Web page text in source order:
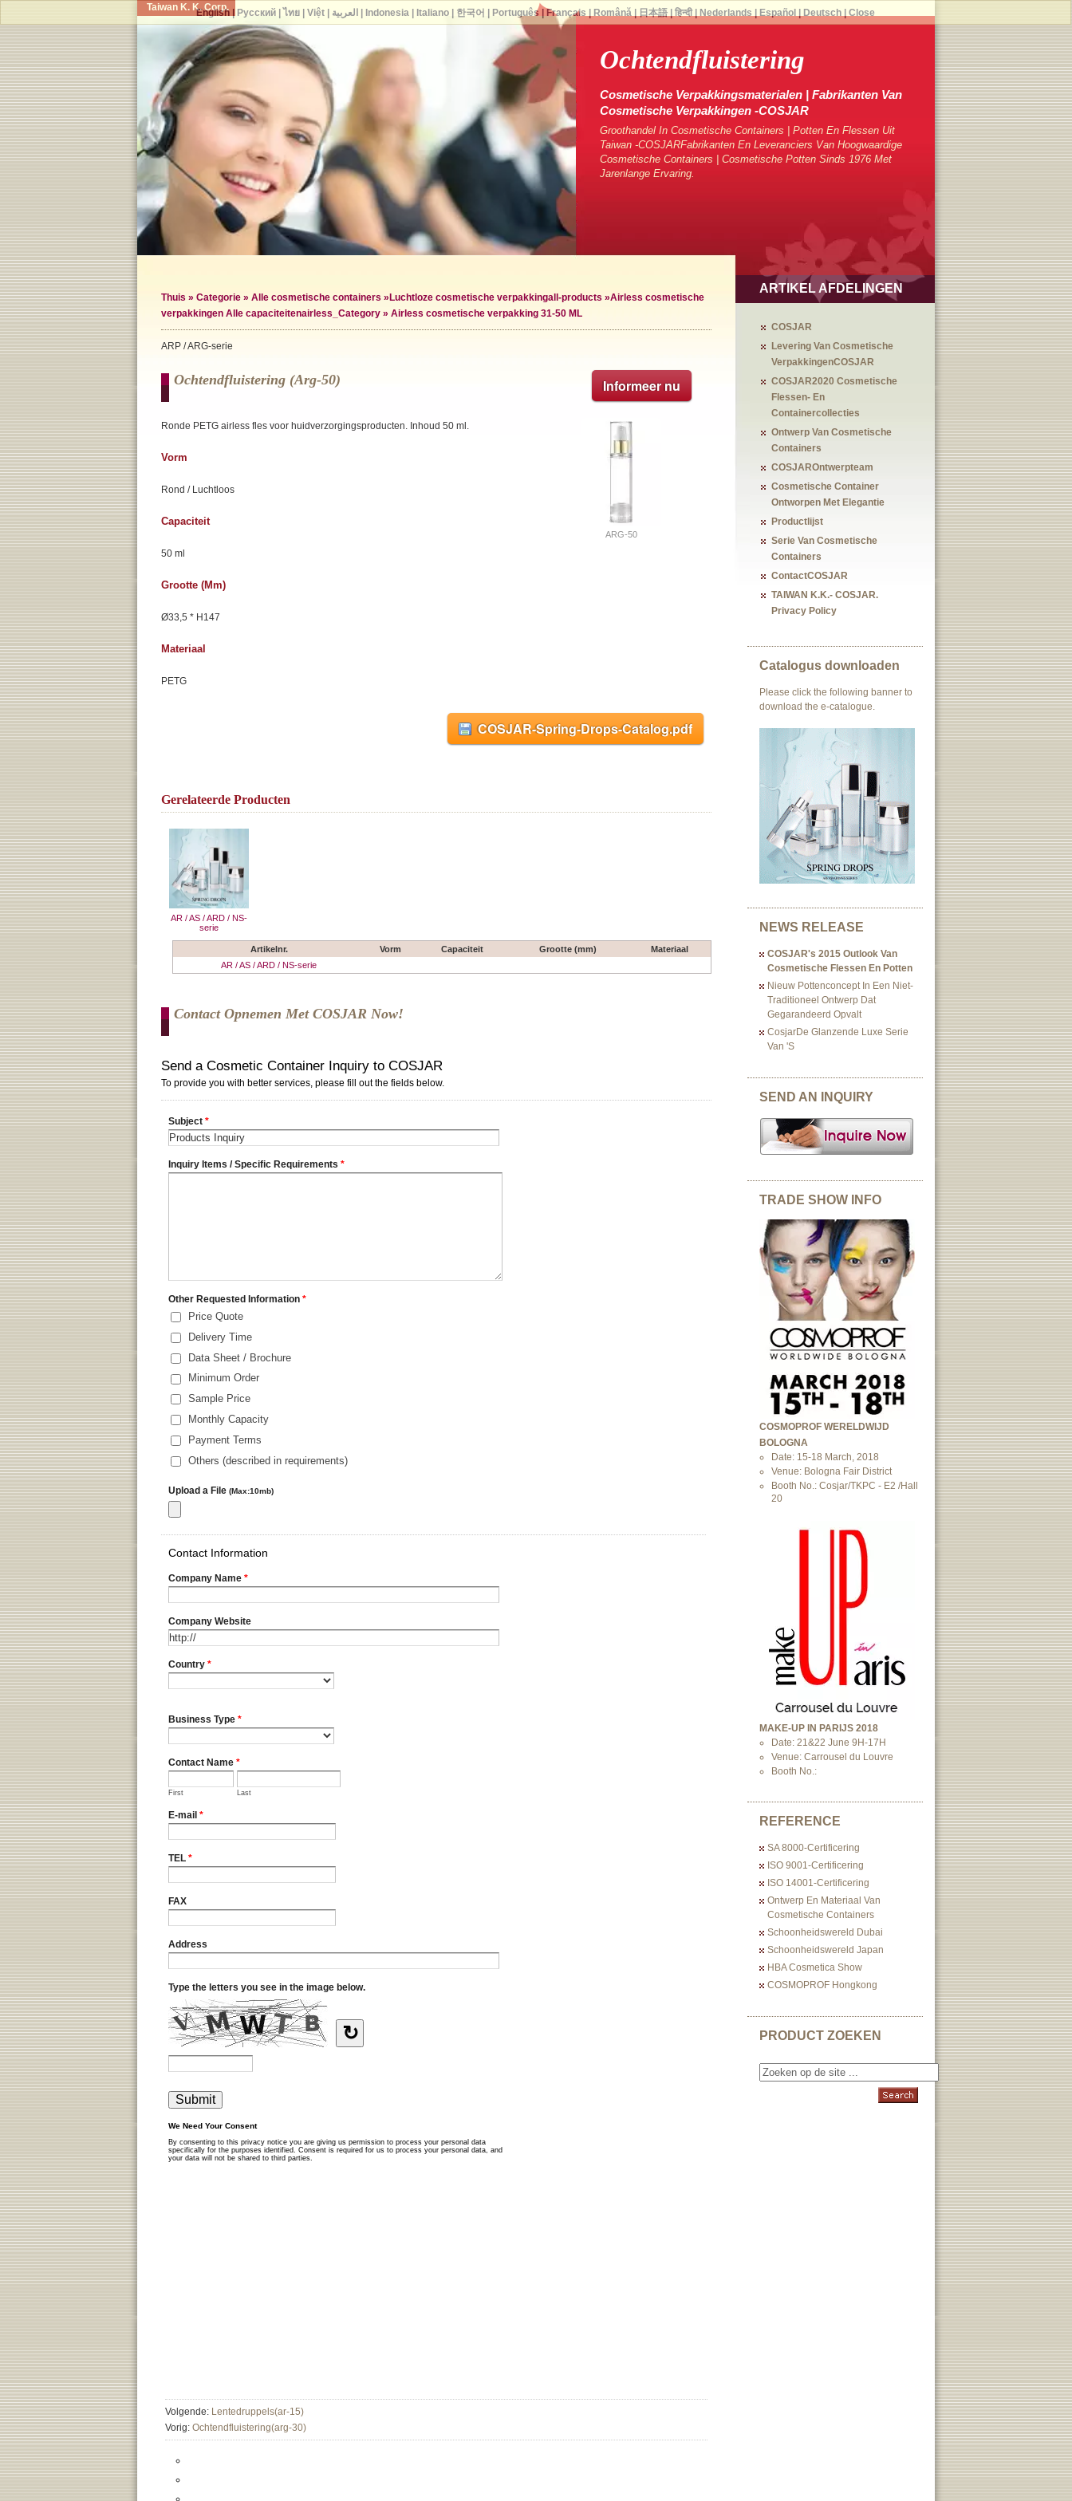
Taiwan K. K. Corp.
Ochtendfluistering
Cosmetische Verpakkingsmaterialen | Fabrikanten Van
Cosmetische Verpakkingen -COSJAR
Groothandel In Cosmetische Containers | Potten En Flessen Uit
Taiwan -COSJARFabrikanten En Leveranciers Van Hoogwaardige
Cosmetische Containers | Cosmetische Potten Sinds 1976 Met
Jarenlange Ervaring.
Thuis » Categorie » Alle cosmetische containers » Luchtloze cosmetische verpakkingall-products »Airless cosmetische
verpakkingen Alle capaciteitenairless_Category » Airless cosmetische verpakking 31-50 ML
ARP / ARG-serie
Informeer nu
Ochtendfluistering (arg-50)
ARG-50
Ronde PETG airless fles voor huidverzorgingsproducten. Inhoud 50 ml.
Vorm
Rond / Luchtloos
Capaciteit
50 ml
Grootte (mm)
Ø33,5 * H147
Materiaal
PETG
COSJAR-Spring-Drops-Catalog.pdf
Gerelateerde Producten
AR / AS / ARD / NS-
serie
Artikelnr. Vorm Capaciteit Grootte (mm)
Materiaal
AR / AS / ARD / NS-serie
Contact Opnemen Met COSJAR Now!
Volgende: Lentedruppels(ar-15)
Vorig: Ochtendfluistering(arg-30)
ARTIKEL AFDELINGEN
COSJAR
Levering Van Cosmetische
VerpakkingenCOSJAR
COSJAR2020 Cosmetische
Flessen- En
Containercollecties
Ontwerp Van Cosmetische
Containers
COSJAROntwerpteam
Cosmetische Container
Ontworpen Met Elegantie
Productlijst
Serie Van Cosmetische
Containers
ContactCOSJAR
TAIWAN K.K.- COSJAR.
Privacy Policy
Catalogus downloaden
Please click the following banner to
download the e-catalogue.
NEWS RELEASE
COSJAR's 2015 Outlook Van
Cosmetische Flessen En Potten
Nieuw Pottenconcept In Een Niet-
Traditioneel Ontwerp Dat
Gegarandeerd Opvalt
CosjarDe Glanzende Luxe Serie
Van 's
SEND AN INQUIRY
TRADE SHOW INFO
COSMOPROF WERELDWIJD
BOLOGNA
Date: 15-18 March, 2018
Venue: Bologna Fair District
Booth No.: Cosjar/TKPC - E2 /Hall
20
MAKE-UP IN PARIJS 2018
Date: 21&22 June 9H-17H
Venue: Carrousel du Louvre
Booth No.:
REFERENCE
SA 8000-Certificering
ISO 9001-Certificering
ISO 14001-Certificering
Ontwerp En Materiaal Van
Cosmetische Containers
Schoonheidswereld Dubai
Schoonheidswereld Japan
HBA Cosmetica Show
COSMOPROF Hongkong
PRODUCT ZOEKEN
English| Русский| ไทย| Việt| العربية Indonesia| Italiano| 한국어 Português Français Română| 日本語| हिन्दी| Nederlands Español Deutsch| Close